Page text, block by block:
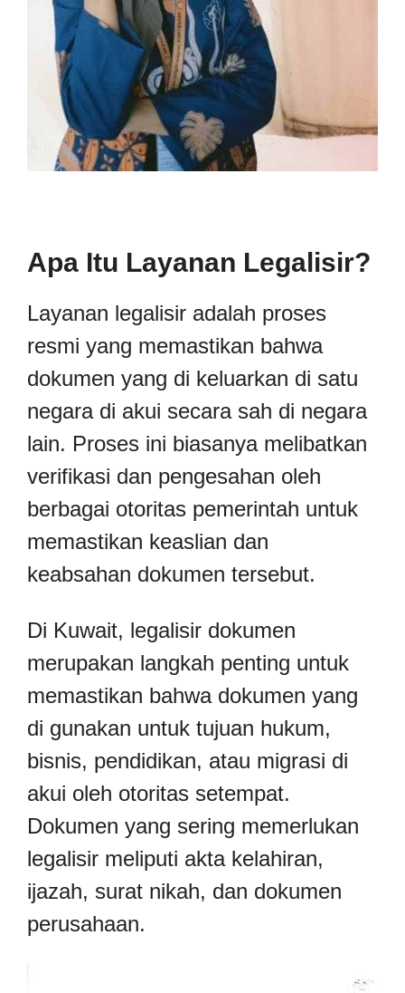
Apa Itu Layanan Legalisir?
Layanan legalisir adalah proses
resmi yang memastikan bahwa
dokumen yang di keluarkan di satu
negara di akui secara sah di negara
lain. Proses ini biasanya melibatkan
verifikasi dan pengesahan oleh
berbagai otoritas pemerintah untuk
memastikan keaslian dan
keabsahan dokumen tersebut.
Di Kuwait, legalisir dokumen
merupakan langkah penting untuk
memastikan bahwa dokumen yang
di gunakan untuk tujuan hukum,
bisnis, pendidikan, atau migrasi di
akui oleh otoritas setempat.
Dokumen yang sering memerlukan
legalisir meliputi akta kelahiran,
ijazah, surat nikah, dan dokumen
perusahaan.